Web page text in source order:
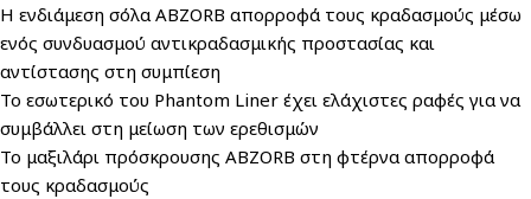
Η ενδιάμεση σόλα ABZORB απορροφά τους κραδασμούς μέσω
ενός συνδυασμού αντικραδασμικής προστασίας και
αντίστασης στη συμπίεση
Το εσωτερικό του Phantom Liner έχει ελάχιστες ραφές για να
συμβάλλει στη μείωση των ερεθισμών
Το μαξιλάρι πρόσκρουσης ABZORB στη φτέρνα απορροφά
τους κραδασμούς